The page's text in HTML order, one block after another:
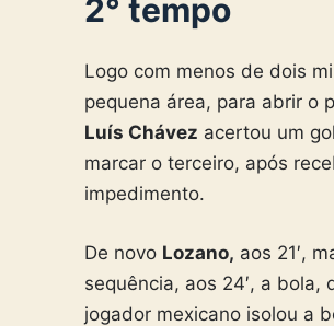
2° tempo
Logo com menos de dois
pequena área, para abrir o
Luís Chávez acertou um
marcar o terceiro, após
impedimento.
De novo Lozano, aos 21′,
sequência, aos 24′, a
jogador mexicano isolou a